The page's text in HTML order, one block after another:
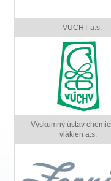
VUCHT a.s.
Výskumný ústav
vlákien a.s.